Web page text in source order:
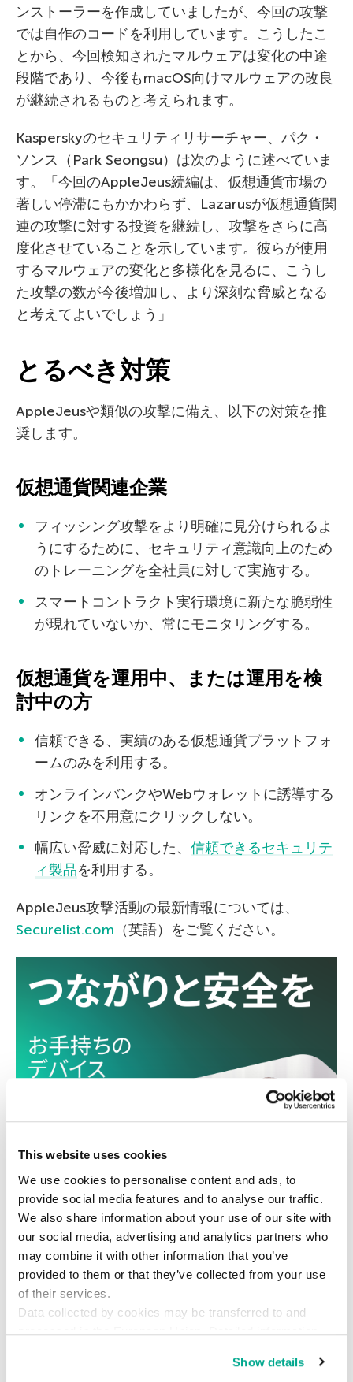
This website uses cookies
We use cookies to personalise content and ads, to
provide social media features and to analyse our traffic.
We also share information about your use of our site with
our social media, advertising and analytics partners who
may combine it with other information that you’ve
provided to them or that they’ve collected from your use
of their services.
Data collected by cookies may be transferred to and
processed in the European Union. Detailed information
Show details
ンストーラーを作成していましたが、今回の攻撃
では自作のコードを利用しています。こうしたこ
とから、今回検知されたマルウェアは変化の中途
段階であり、今後もmacOS向けマルウェアの改良
が継続されるものと考えられます。
Kasperskyのセキュリティリサーチャー、パク・
ソンス（Park Seongsu）は次のように述べていま
す。「今回のAppleJeus続編は、仮想通貨市場の
著しい停滞にもかかわらず、Lazarusが仮想通貨関
連の攻撃に対する投資を継続し、攻撃をさらに高
度化させていることを示しています。彼らが使用
するマルウェアの変化と多様化を見るに、こうし
た攻撃の数が今後増加し、より深刻な脅威となる
と考えてよいでしょう」
とるべき対策
AppleJeusや類似の攻撃に備え、以下の対策を推
奨します。
仮想通貨関連企業
フィッシング攻撃をより明確に見分けられるよ
うにするために、セキュリティ意識向上のため
のトレーニングを全社員に対して実施する。
スマートコントラクト実行環境に新たな脆弱性
が現れていないか、常にモニタリングする。
仮想通貨を運用中、または運用を検
討中の方
信頼できる、実績のある仮想通貨プラットフォ
ームのみを利用する。
オンラインバンクやWebウォレットに誘導する
リンクを不用意にクリックしない。
幅広い脅威に対応した、 信頼できるセキュリテ
ィ製品を利用する。
AppleJeus攻撃活動の最新情報については、
Securelist.com （英語）をご覧ください。